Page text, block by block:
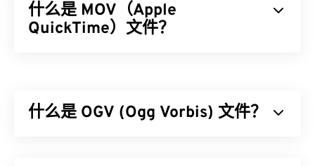
什么是 MOV（Apple
QuickTime）文件？
将数据存储在电影“原子”和“轨道”中，从而可以对文
什么是 OGV (Ogg Vorbis) 文件？